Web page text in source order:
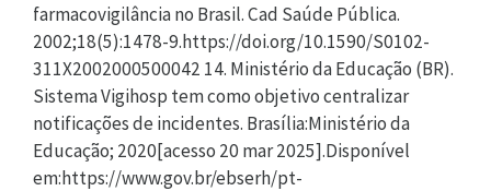
farmacovigilância no Brasil. Cad Saúde Pública.
2002;18(5):1478-9.https://doi.org/10.1590/S0102-
311X2002000500042 14. Ministério da Educação (BR).
Sistema Vigihosp tem como objetivo centralizar
notificações de incidentes. Brasília:Ministério da
Educação; 2020[acesso 20 mar 2025].Disponível
em:https://www.gov.br/ebserh/pt-